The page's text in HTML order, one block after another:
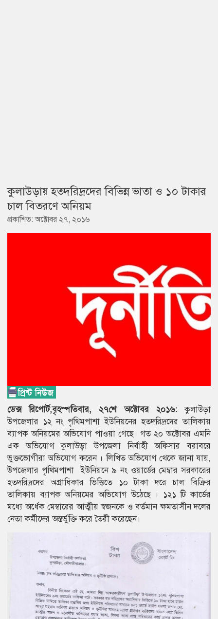
কুলাউড়ায় হতদরিদ্রদের বিভিন্ন ভাতা ও ১০ টাকার
চাল বিতরণে অনিয়ম
প্রকাশিত: অক্টোবর ২৭, ২০১৬
ডেক্স রিপোর্ট,বৃহস্পতিবার, ২৭শে অক্টোবর ২০১৬:কুলাউড়া
উপজেলার ১২ নং পৃথিমপাশা ইউনিয়নের হতদরিদ্রদের তালিকায়
ব্যাপক অনিয়মের অভিযোগ পাওয়া গেছে। গত ২০ অক্টোবর এমনি
এক অভিযোগ কুলাউড়া উপজেলা নির্বাহী অফিসার বরাবরে
ভুক্তভোগীরা অভিযোগ করেন । লিখিত অভিযোগ থেকে জানা যায়,
উপজেলার পৃথিমপাশা ইউনিয়নে ৯ নং ওয়ার্ডের মেম্বার সরকারের
হতদরিদ্রদের অগ্রাধিকার ভিত্তিতে ১০ টাকা দরে চাল বিক্রির
তালিকায় ব্যাপক অনিয়মের অভিযোগ উঠেছে । ১২১ টি কার্ডের
মধ্যে অর্ধেক মেম্বারের আত্মীয় স্বজনকে ও বর্তমান ক্ষমতাসীন দলের
নেতা কর্মীদের অন্তর্ভুক্তি করে তৈরী করেছেন।